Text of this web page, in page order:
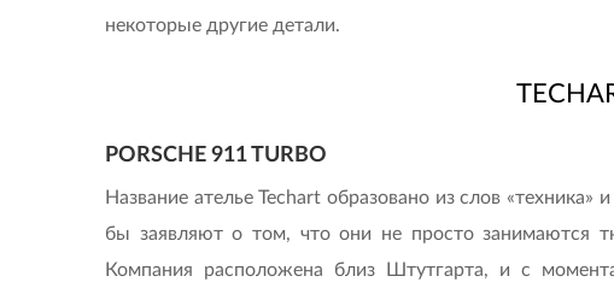
некоторые другие детали.
PORSCHE 911 TURBO
Название ателье Techart образовано из слов
бы заявляют о том, что они не просто занимаются
Компания расположена близ Штутгарта, и с